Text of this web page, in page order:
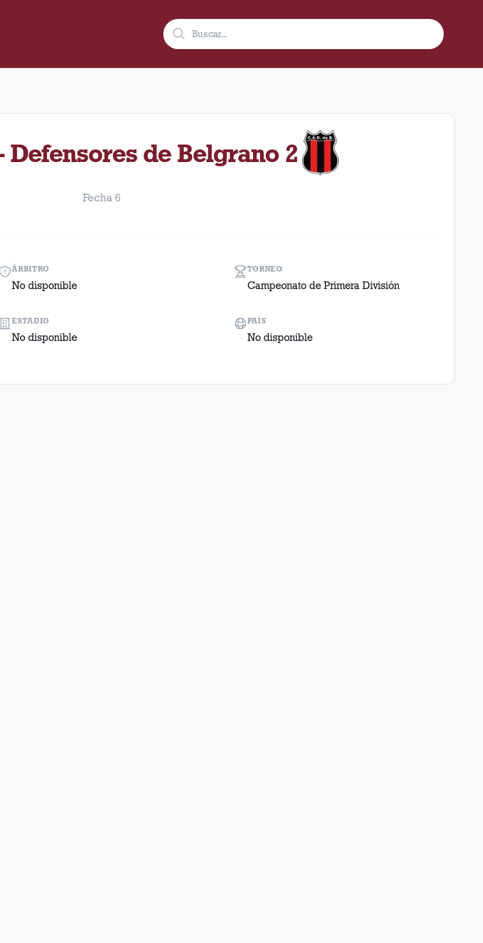
disputado el Jueves, 29 de mayo de 1930 en condición de local. El resultado fue 4 a 2 en el
Defensores de Belgrano 2
Fecha 6
ÁRBITRO
No disponible
TORNEO
Campeonato de Primera División
ESTADIO
No disponible
PAÍS
No disponible